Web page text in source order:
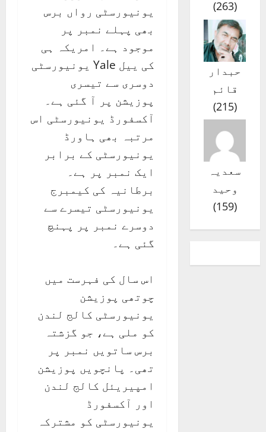
یونیورسٹی رواں برس
بھی پہلے نمبر پر
موجود ہے۔ امریکہ ہی
کی ییل Yale یونیورسٹی
دوسری سے تیسری
پوزیشن پر آ گئی ہے۔
آکسفورڈ یونیورسٹی اس
مرتبہ بھی ہاورڈ
یونیورسٹی کے برابر
ایک نمبر پر ہے۔
برطانیہ کی کیمبرج
یونیورسٹی تیسرے سے
دوسرے نمبر پر پہنچ
گئی ہے۔
اس سال کی فہرست میں
چوتھی پوزیشن
یونیورسٹی کالج لندن
کو ملی ہے، جو گزشتہ
برس ساتویں نمبر پر
تھی۔ پانچویں پوزیشن
امپیریئل کالج لندن
اور آکسفورڈ
یونیورسٹی کو مشترکہ
(
263
)
حبدار
قائم
(
215
)
سعدیہ
وحید
(
159
)